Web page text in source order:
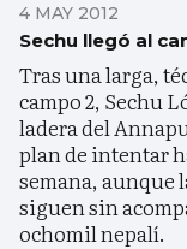
4 MAY 2012
Sechu llegó al
Tras una larga,
campo 2, Sechu
ladera del
plan de intentar
semana, aunque
siguen sin
ochomil nepalí.